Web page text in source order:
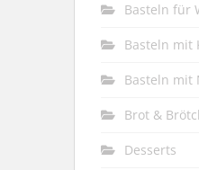
Basteln für
Basteln mit
Basteln mit
Brot &
Desserts